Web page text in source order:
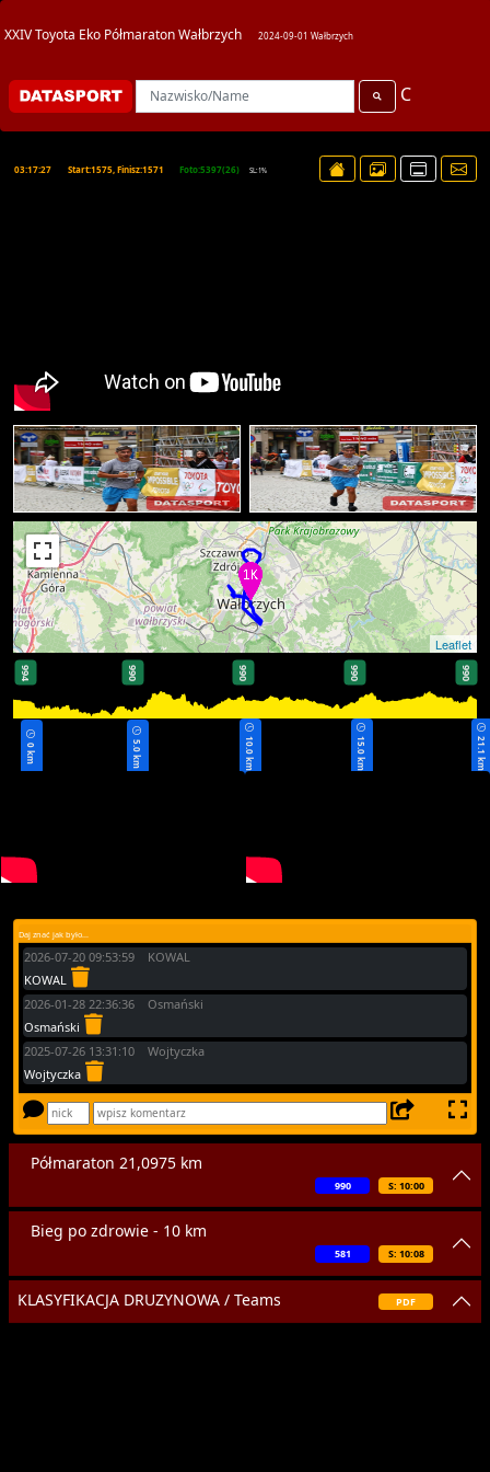
XXIV Toyota Eko Półmaraton Wałbrzych 2024-09-01 Wałbrzych
C
03:17:27 Start:1575, Finisz:1571 Foto:5397(26) SL:1%
Leaflet
0 km
994 990
5.0 km
990
10.0 km
990
15.0 km
990
21.1 km
Daj znać jak było...
2026-07-20 09:53:59 KOWAL
KOWAL
2026-01-28 22:36:36 Osmański
Osmański
2025-07-26 13:31:10 Wojtyczka
Wojtyczka
Półmaraton 21,0975 km
S: 10:00
990
Bieg po zdrowie - 10 km
S: 10:08
581
KLASYFIKACJA DRUZYNOWA / Teams PDF